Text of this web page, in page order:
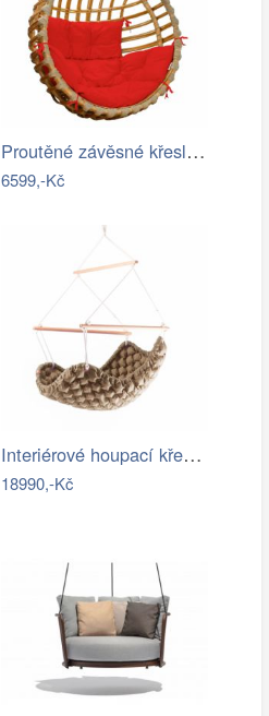
Proutěné závěsné křeslo Elis, přírodní…
6599,-Kč
Interiérové houpací křeslo Swingy In…
18990,-Kč